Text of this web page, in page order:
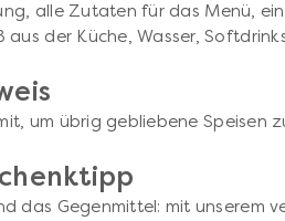
alle Zutaten für das Menü, ein
aus der Küche, Wasser,
um übrig gebliebene Speisen
das Gegenmittel: mit unserem